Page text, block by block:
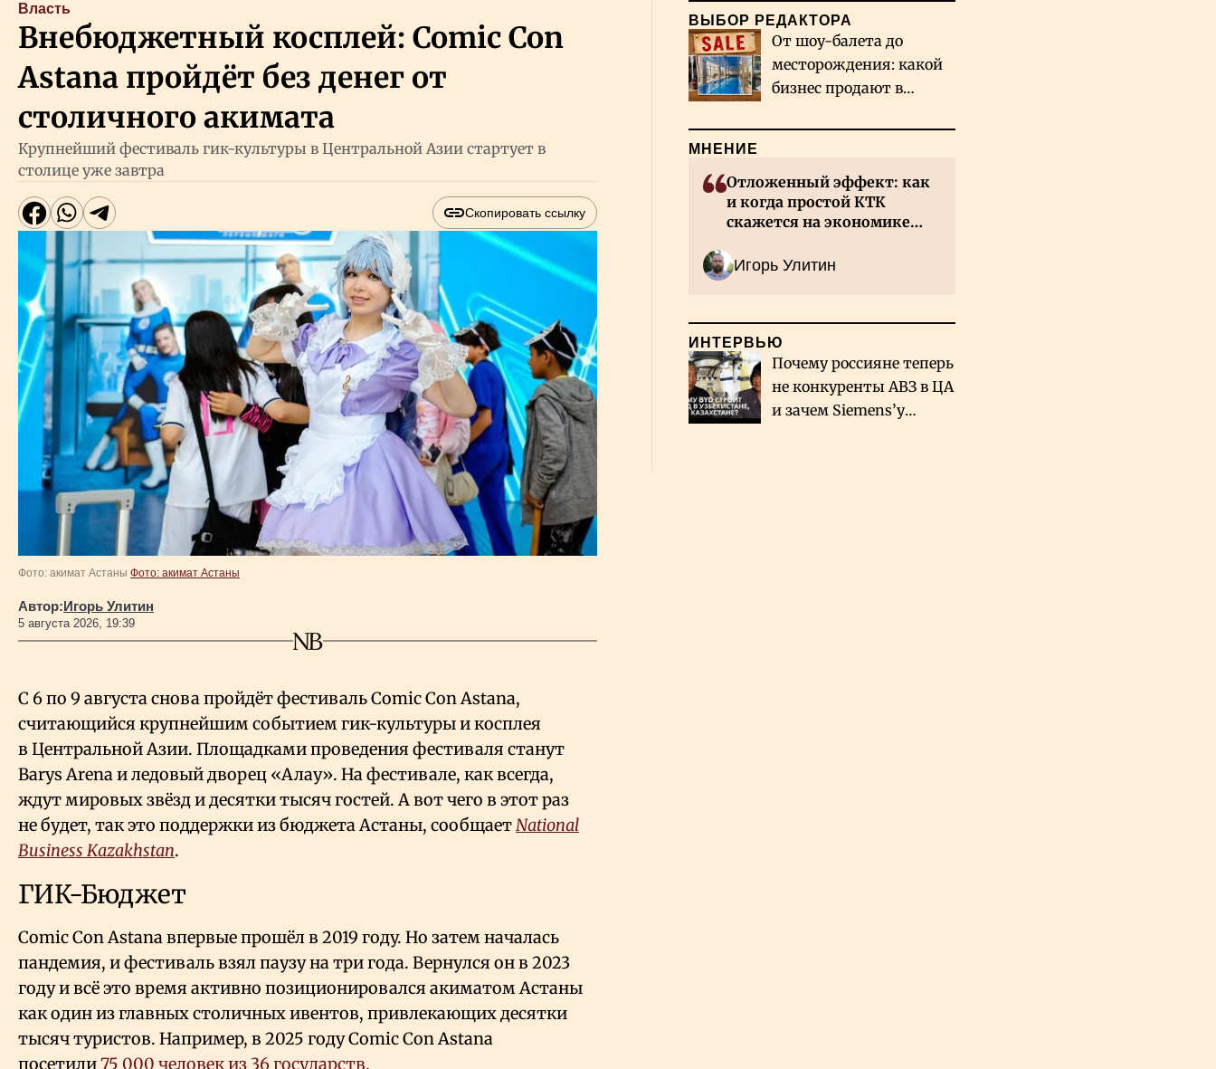
Власть
Внебюджетный косплей: Comic Con
Astana пройдёт без денег от
столичного акимата
Крупнейший фестиваль гик-культуры в Центральной Азии стартует в
столице уже завтра
Скопировать ссылку
Фото: акимат Астаны Фото: акимат Астаны
Автор: Игорь Улитин
5 августа 2026, 19:39
С 6 по 9 августа снова пройдёт фестиваль Comic Con Astana,
считающийся крупнейшим событием гик-культуры и косплея
в Центральной Азии. Площадками проведения фестиваля станут
Barys Arena и ледовый дворец «Алау». На фестивале, как всегда,
ждут мировых звёзд и десятки тысяч гостей. А вот чего в этот раз
не будет, так это поддержки из бюджета Астаны, сообщаетNational
Business Kazakhstan.
ГИК-Бюджет
Comic Con Astana впервые прошёл в 2019 году. Но затем началась
пандемия, и фестиваль взял паузу на три года. Вернулся он в 2023
году и всё это время активно позиционировался акиматом Астаны
как один из главных столичных ивентов, привлекающих десятки
тысяч туристов. Например, в 2025 году Comic Con Astana
посетили75 000 человек из 36 государств.
ВЫБОР РЕДАКТОРА
От шоу-балета до
месторождения: какой
бизнес продают в
МНЕНИЕ
Отложенный эффект: как
и когда простой КТК
скажется на экономике
Игорь Улитин
ИНТЕРВЬЮ
Почему россияне теперь
не конкуренты АВЗ в ЦА
и зачем Siemens’у